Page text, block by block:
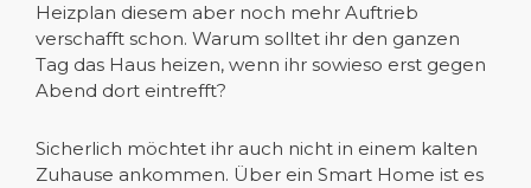
Heizplan diesem aber noch mehr Auftrieb
verschafft schon. Warum solltet ihr den ganzen
Tag das Haus heizen, wenn ihr sowieso erst gegen
Abend dort eintrefft?
Sicherlich möchtet ihr auch nicht in einem kalten
Zuhause ankommen. Über ein Smart Home ist es